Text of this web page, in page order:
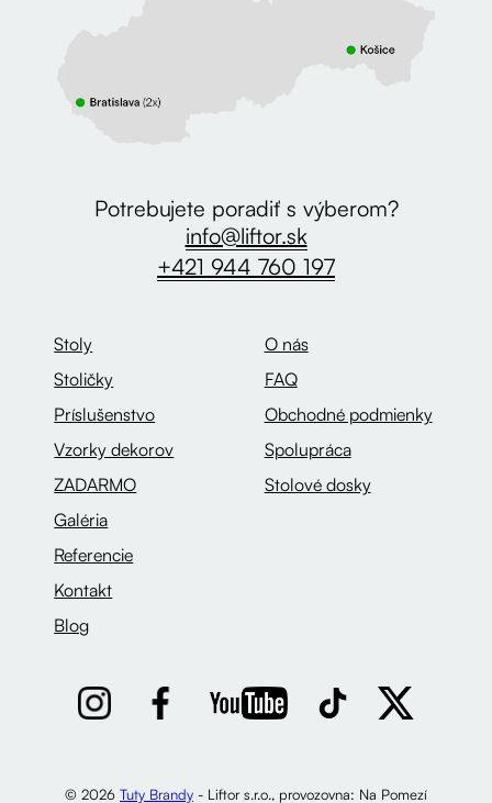
Stoly
Stoličky
Príslušenstvo
Vzorky dekorov
ZADARMO
Galéria
Referencie
Kontakt
Blog
O nás
FAQ
Obchodné podmienky
Spolupráca
Stolové dosky
Potrebujete poradiť s výberom?
info@liftor.sk
+421 944 760 197
© 2026 Tuty Brandy- Liftor s.r.o., provozovna: Na Pomezí